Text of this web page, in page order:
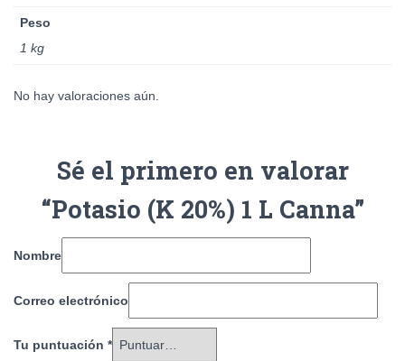
Peso
1 kg
No hay valoraciones aún.
Sé el primero en valorar
“Potasio (K 20%) 1 L Canna”
Nombre
Correo electrónico
Tu puntuación *